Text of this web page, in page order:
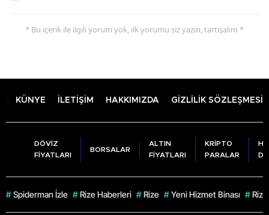
* Bu içerik ile ilgili yorum yok, ilk yorumu siz yazın, tartışalım *
KÜNYE İLETİŞİM HAKKIMIZDA GİZLİLİK SÖZLEŞMESİ
DÖVİZ
FİYATLARI
BORSALAR
ALTIN
FİYATLARI
KRİPTO
PARALAR
# Spiderman İzle # Rize Haberleri # Rize # Yeni Hizmet Binası #